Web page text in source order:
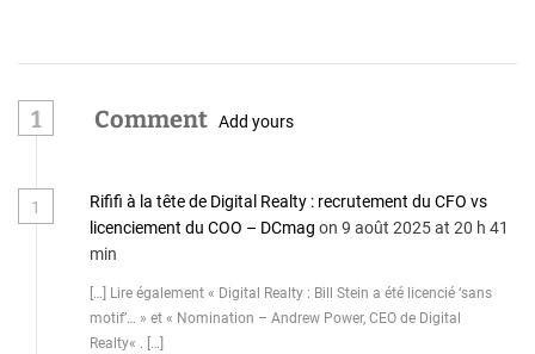
1 Comment Add yours
1
Rififi à la tête de Digital Realty : recrutement du CFO vs
licenciement du COO – DCmag on 9 août 2025 at 20 h 41
min
[…] Lire également « Digital Realty : Bill Stein a été licencié ‘sans
motif’… » et « Nomination – Andrew Power, CEO de Digital
Realty« . […]